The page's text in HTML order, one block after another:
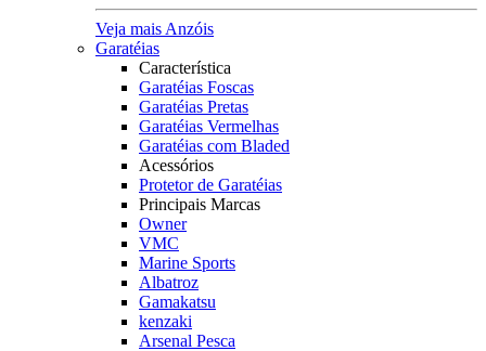
Veja mais Anzóis
Garatéias
Característica
Garatéias Foscas
Garatéias Pretas
Garatéias Vermelhas
Garatéias com Bladed
Acessórios
Protetor de Garatéias
Principais Marcas
Owner
VMC
Marine Sports
Albatroz
Gamakatsu
kenzaki
Arsenal Pesca